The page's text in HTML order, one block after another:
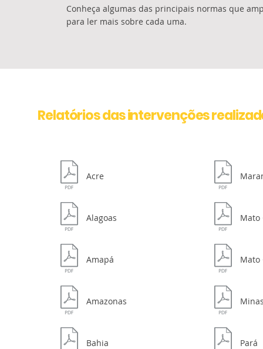
Conheça algumas das principais normas que
para ler mais sobre cada uma.
Relatórios das intervenções
Acre
Alagoas Mato
Amapá Mato
Amazonas
Bahia Pará